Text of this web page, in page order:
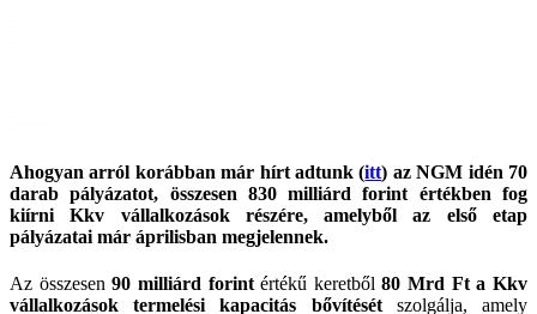
Ahogyan arról korábban már hírt adtunk (itt) az NGM idén 70
darab pályázatot, összesen 830 milliárd forint értékben fog
kiírni Kkv vállalkozások részére, amelyből az első etap
pályázatai már áprilisban megjelennek.
Az összesen90 milliárd forintértékű keretből80 Mrd Ft a Kkv
vállalkozások termelési kapacitás bővítésétszolgálja, amely